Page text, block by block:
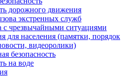
дорожного движения
экстренных служб
с чрезвычайными ситуациями
для населения (памятки, порядок
видеоролики)
безопасность
на воде